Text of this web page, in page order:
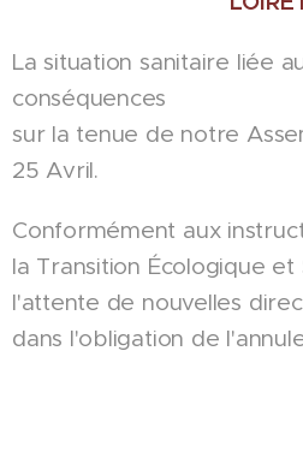
La situation sanitaire liée
conséquences
sur la tenue de notre
25 Avril.
Conformément aux
la Transition Écologique
l'attente de nouvelles
dans l'obligation de